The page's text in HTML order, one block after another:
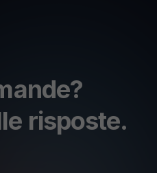
risposte.